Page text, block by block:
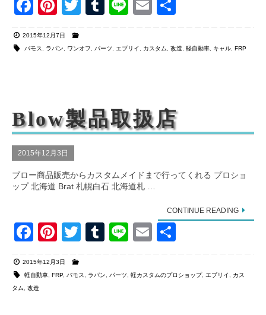
F
c
o
k
Pi
er
T
tt
T
m
Li
e
E
ail
2015年12月7日
バモス
ラパン ワンオフ パーツ エブリイ カスタム ,改造 ,軽自動車 キャル ,FRP
Blow製品取扱店
2015年12月3日
ブロー商品販売からカスタムメイドまで行ってくれる プロショ
ップ 北海道 Brat 札幌白石 北海道札 …
CONTINUE READING
F
c
e
Pi
er
T
tt
T
m
Li
e
E
ail
2015年12月3日
軽自動車 ,FRP, バモス ラパン パーツ ,軽カスタムのプロショップ, エブリイ
カス
タム
改造